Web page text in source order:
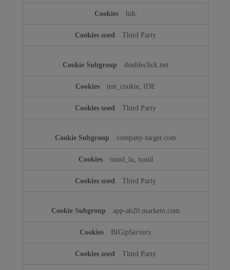
lidc
Third Party
doubleclick.net
test_cookie, IDE
Third Party
company-target.com
tuuid_lu, tuuid
Third Party
app-ab20.marketo.com
BIGipServerx
Third Party